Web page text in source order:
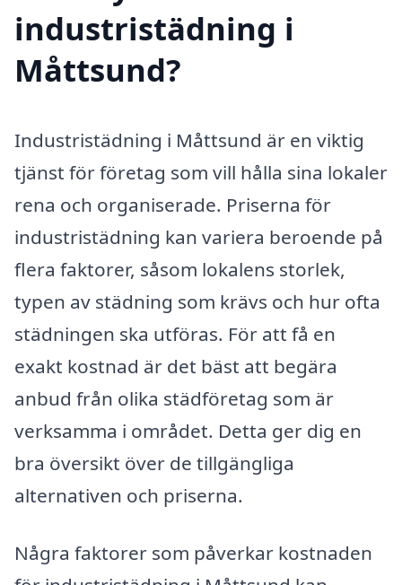
industristädning i
Måttsund?
Industristädning i Måttsund är en viktig
tjänst för företag som vill hålla sina lokaler
rena och organiserade. Priserna för
industristädning kan variera beroende på
flera faktorer, såsom lokalens storlek,
typen av städning som krävs och hur ofta
städningen ska utföras. För att få en
exakt kostnad är det bäst att begära
anbud från olika städföretag som är
verksamma i området. Detta ger dig en
bra översikt över de tillgängliga
alternativen och priserna.
Några faktorer som påverkar kostnaden